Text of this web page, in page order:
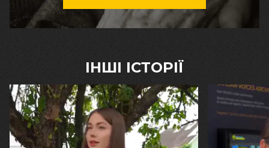
ІНШІ ІСТОРІЇ